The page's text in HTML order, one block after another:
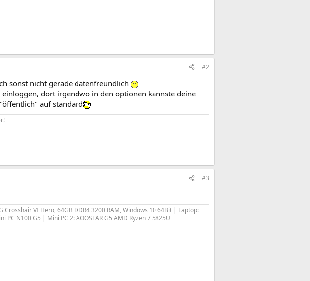
#2
sonst nicht gerade datenfreundlich
dort irgendwo in den optionen kannste deine
auf standard
#3
Crosshair VI Hero, 64GB DDR4 3200 RAM, Windows 10 64Bit | Laptop:
PC N100 G5 | Mini PC 2: AOOSTAR G5 AMD Ryzen 7 5825U